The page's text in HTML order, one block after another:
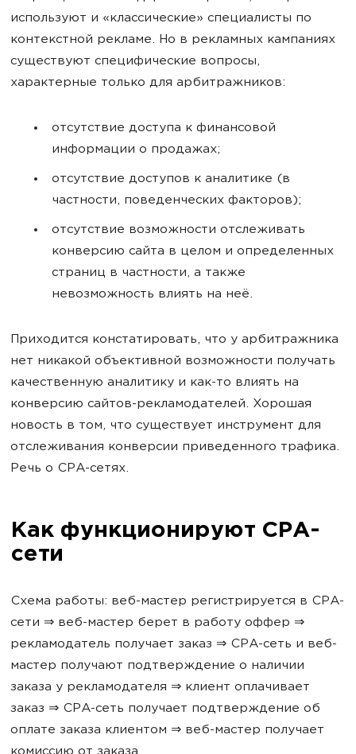
используют и «классические» специалисты по
контекстной рекламе. Но в рекламных кампаниях
существуют специфические вопросы,
характерные только для арбитражников:
отсутствие доступа к финансовой
информации о продажах;
отсутствие доступов к аналитике (в
частности, поведенческих факторов);
отсутствие возможности отслеживать
конверсию сайта в целом и определенных
страниц в частности, а также
невозможность влиять на неё.
Приходится констатировать, что у арбитражника
нет никакой объективной возможности получать
качественную аналитику и как-то влиять на
конверсию сайтов-рекламодателей. Хорошая
новость в том, что существует инструмент для
отслеживания конверсии приведенного трафика.
Речь о CPA-сетях.
Как функционируют CPA-
сети
Схема работы: веб-мастер регистрируется в CPA-
сети ⇒ веб-мастер берет в работу оффер ⇒
рекламодатель получает заказ ⇒ CPA-сеть и веб-
мастер получают подтверждение о наличии
заказа у рекламодателя ⇒ клиент оплачивает
заказ ⇒ CPA-сеть получает подтверждение об
оплате заказа клиентом ⇒ веб-мастер получает